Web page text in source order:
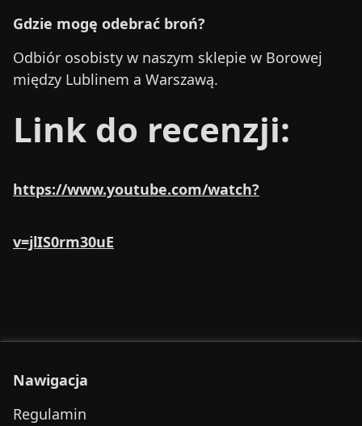
Gdzie mogę odebrać broń?
Odbiór osobisty w naszym sklepie w Borowej
między Lublinem a Warszawą.
Link do recenzji:
https://www.youtube.com/watch?
v=jlIS0rm30uE
Nawigacja
Regulamin